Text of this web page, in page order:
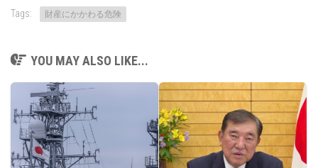
Tags: 財産にかかわる危険
YOU MAY ALSO LIKE...